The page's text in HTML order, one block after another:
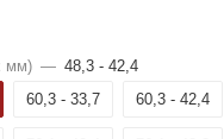
мм) — 48,3 - 42,4
60,3 - 33,7 60,3 - 42,4